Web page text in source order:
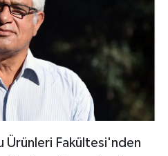
Ürünleri Fakültesi'nden